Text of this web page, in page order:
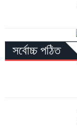
সর্বোচ্চ পঠিত